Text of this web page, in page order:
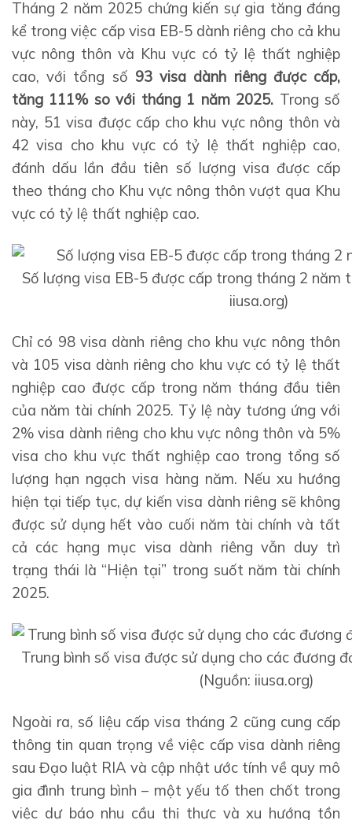
Tháng 2 năm 2025 chứng kiến ​​sự gia tăng đáng
kể trong việc cấp visa EB-5 dành riêng cho cả khu
vực nông thôn và Khu vực có tỷ lệ thất nghiệp
cao, với tổng số 93 visa dành riêng được cấp,
tăng 111% so với tháng 1 năm 2025. Trong số
này, 51 visa được cấp cho khu vực nông thôn và
42 visa cho khu vực có tỷ lệ thất nghiệp cao,
đánh dấu lần đầu tiên số lượng visa được cấp
theo tháng cho Khu vực nông thôn vượt qua Khu
vực có tỷ lệ thất nghiệp cao.
Số lượng visa EB-5 được cấp trong tháng 2 năm
iiusa.org)
Chỉ có 98 visa dành riêng cho khu vực nông thôn
và 105 visa dành riêng cho khu vực có tỷ lệ thất
nghiệp cao được cấp trong năm tháng đầu tiên
của năm tài chính 2025. Tỷ lệ này tương ứng với
2% visa dành riêng cho khu vực nông thôn và 5%
visa cho khu vực thất nghiệp cao trong tổng số
lượng hạn ngạch visa hàng năm. Nếu xu hướng
hiện tại tiếp tục, dự kiến ​​visa dành riêng sẽ không
được sử dụng hết vào cuối năm tài chính và tất
cả các hạng mục visa dành riêng vẫn duy trì
trạng thái là “Hiện tại” trong suốt năm tài chính
2025.
Trung bình số visa được sử dụng cho các đương
(Nguồn: iiusa.org)
Ngoài ra, số liệu cấp visa tháng 2 cũng cung cấp
thông tin quan trọng về việc cấp visa dành riêng
sau Đạo luật RIA và cập nhật ước tính về quy mô
gia đình trung bình – một yếu tố then chốt trong
việc dự báo nhu cầu thị thực và xu hướng tồn